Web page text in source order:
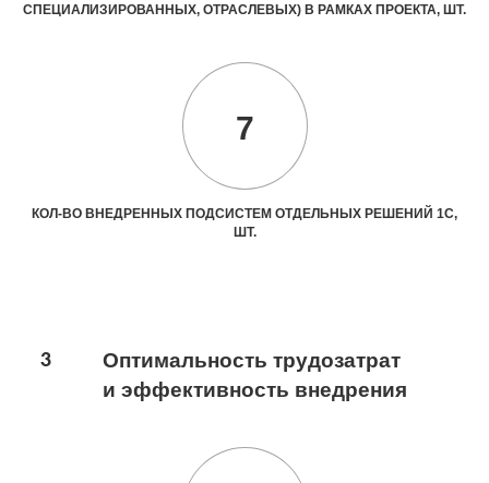
СПЕЦИАЛИЗИРОВАННЫХ, ОТРАСЛЕВЫХ) В РАМКАХ ПРОЕКТА, ШТ.
7
КОЛ-ВО ВНЕДРЕННЫХ ПОДСИСТЕМ ОТДЕЛЬНЫХ РЕШЕНИЙ 1С,
ШТ.
3
Оптимальность трудозатрат
и эффективность внедрения